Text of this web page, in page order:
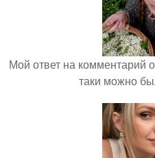
Мой ответ на комментарий
таки можно